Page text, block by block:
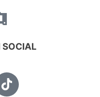
SOCIAL